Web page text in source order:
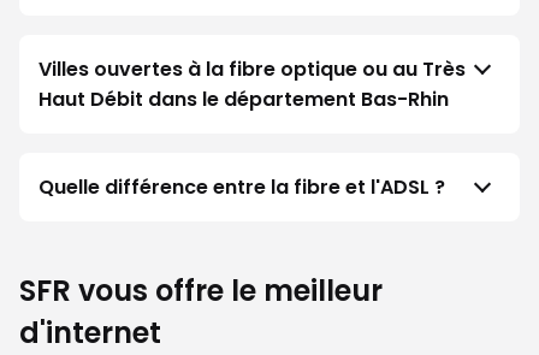
Villes ouvertes à la fibre optique ou au Très
Haut Débit dans le département Bas-Rhin
Quelle différence entre la fibre et l'ADSL ?
SFR vous offre le meilleur
d'internet